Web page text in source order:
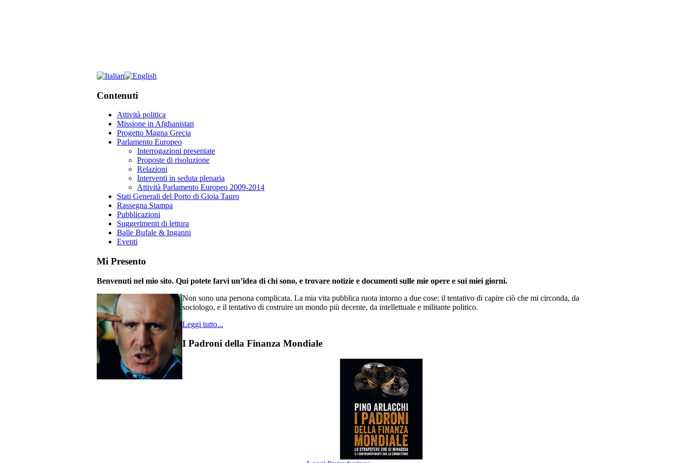
Contenuti
Attività politica
Missione in Afghanistan
Progetto Magna Grecia
Parlamento Europeo
Interrogazioni presentate
Proposte di risoluzione
Relazioni
Interventi in seduta plenaria
Attività Parlamento Europeo 2009-2014
Stati Generali del Porto di Gioia Tauro
Rassegna Stampa
Pubblicazioni
Suggerimenti di lettura
Balle Bufale & Inganni
Eventi
Mi Presento
Benvenuti nel mio sito. Qui potete farvi un’idea di chi sono, e trovare notizie e documenti sulle mie opere e sui miei giorni.
Non sono una persona complicata. La mia vita pubblica ruota intorno a due cose: il tentativo di capire ciò che mi circonda, da
sociologo, e il tentativo di costruire un mondo più decente, da intellettuale e militante politico.
Leggi tutto...
I Padroni della Finanza Mondiale